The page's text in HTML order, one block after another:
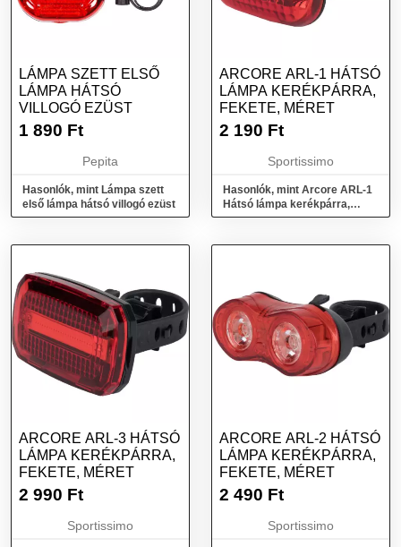
LÁMPA SZETT ELSŐ
LÁMPA HÁTSÓ
VILLOGÓ EZÜST
1 890 Ft
Pepita
Hasonlók, mint Lámpa szett
első lámpa hátsó villogó ezüst
ARCORE ARL-1 HÁTSÓ
LÁMPA KERÉKPÁRRA,
FEKETE, MÉRET
2 190 Ft
Sportissimo
Hasonlók, mint Arcore ARL-1
Hátsó lámpa kerékpárra,
fekete, méret
ARCORE ARL-3 HÁTSÓ
LÁMPA KERÉKPÁRRA,
FEKETE, MÉRET
2 990 Ft
Sportissimo
ARCORE ARL-2 HÁTSÓ
LÁMPA KERÉKPÁRRA,
FEKETE, MÉRET
2 490 Ft
Sportissimo